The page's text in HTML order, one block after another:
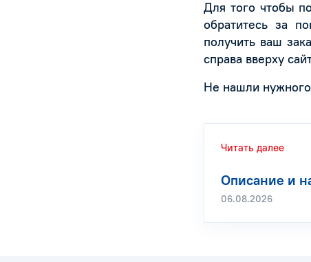
Для того чтобы
обратитесь за
получить ваш
справа вверху
Не нашли
Читать далее
Описание и
06.08.2026